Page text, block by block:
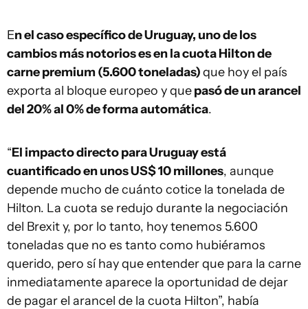
En el caso específico de Uruguay, uno de los
cambios más notorios es en la cuota Hilton de
carne premium (5.600 toneladas)que hoy el país
exporta al bloque europeo y quepasó de un arancel
del 20% al 0% de forma automática.
“El impacto directo para Uruguay está
cuantificado en unos US$ 10 millones, aunque
depende mucho de cuánto cotice la tonelada de
Hilton. La cuota se redujo durante la negociación
del Brexit y, por lo tanto, hoy tenemos 5.600
toneladas que no es tanto como hubiéramos
querido, pero sí hay que entender que para la carne
inmediatamente aparece la oportunidad de dejar
de pagar el arancel de la cuota Hilton”, había